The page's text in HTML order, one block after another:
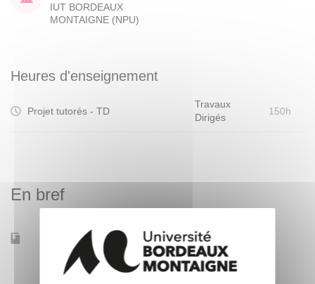
IUT BORDEAUX
MONTAIGNE (NPU)
Heures d'enseignement
Projet tutorés - TD
Travaux
Dirigés
150h
En bref
Accessible à distance Non